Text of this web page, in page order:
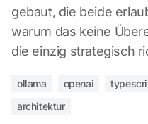
gebaut, die beide
warum das keine
die einzig strategisch
ollama openai
architektur